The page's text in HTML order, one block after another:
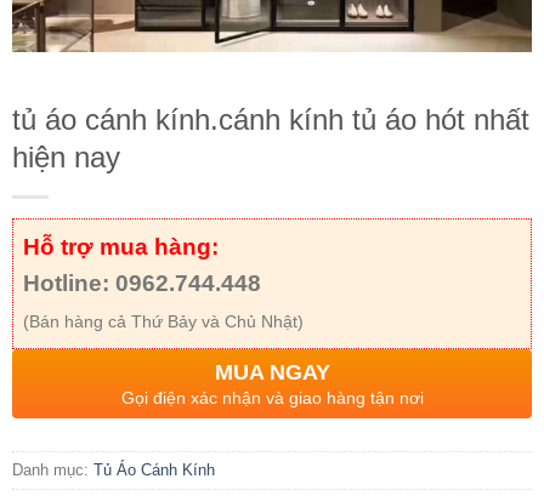
tủ áo cánh kính.cánh kính tủ áo hót nhất
hiện nay
Hỗ trợ mua hàng:
Hotline: 0962.744.448
(Bán hàng cả Thứ Bảy và Chủ Nhật)
MUA NGAY
Gọi điện xác nhận và giao hàng tận nơi
Danh mục: Tủ Áo Cánh Kính